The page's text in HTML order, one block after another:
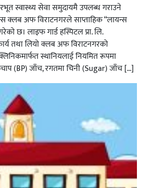
स्वास्थ्य सेवा समुदायमै उपलब्ध गराउने
क्लब अफ विराटनगरले साप्ताहिक “लायन्स
छ। लाइफ गार्ड हस्पिटल प्रा. लि.
तथा लियो क्लब अफ विराटनगरको
स्थानियलाई नियमित रूपमा
(BP) जाँच, रगतमा चिनी (Sugar) जाँच […]